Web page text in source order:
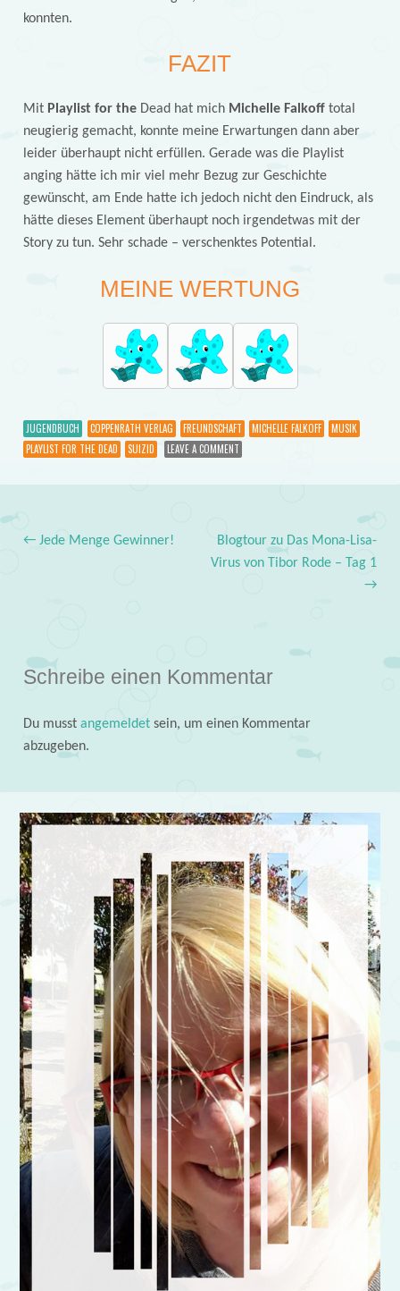
konnten.
FAZIT
Mit Playlist for the Dead hat mich Michelle Falkofftotal
neugierig gemacht, konnte meine Erwartungen dann aber
leider überhaupt nicht erfüllen. Gerade was die Playlist
anging hätte ich mir viel mehr Bezug zur Geschichte
gewünscht, am Ende hatte ich jedoch nicht den Eindruck, als
hätte dieses Element überhaupt noch irgendetwas mit der
Story zu tun. Sehr schade – verschenktes Potential.
MEINE WERTUNG
JUGENDBUCH COPPENRATH VERLAG FREUNDSCHAFT MICHELLE FALKOFF
MUSIK
PLAYLIST FOR THE DEAD
SUIZID LEAVE A COMMENT
Post navigation
←Jede Menge Gewinner!
Blogtour zu Das Mona-Lisa-
Virus von Tibor Rode – Tag 1
→
Schreibe einen Kommentar
Du musst angemeldetsein, um einen Kommentar
abzugeben.